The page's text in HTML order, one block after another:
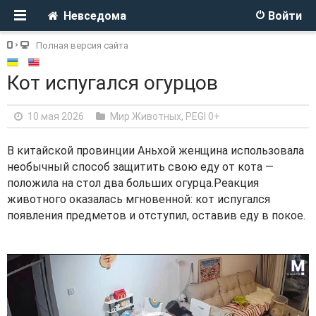
Войти
Невседома
Полная версия сайта
Кот испугался огурцов
10 мая 2026 Мир Животных, PEGI 0+
В китайской провинции Аньхой женщина использовала
необычный способ защитить свою еду от кота —
положила на стол два больших огурца.Реакция
животного оказалась мгновенной: кот испугался
появления предметов и отступил, оставив еду в покое.
V
i
d
e